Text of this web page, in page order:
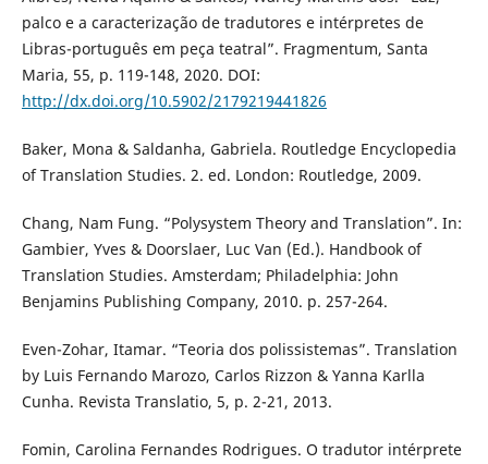
palco e a caracterização de tradutores e intérpretes de
Libras-português em peça teatral”. Fragmentum, Santa
Maria, 55, p. 119-148, 2020. DOI:
http://dx.doi.org/10.5902/2179219441826
Baker, Mona & Saldanha, Gabriela. Routledge Encyclopedia
of Translation Studies. 2. ed. London: Routledge, 2009.
Chang, Nam Fung. “Polysystem Theory and Translation”. In:
Gambier, Yves & Doorslaer, Luc Van (Ed.). Handbook of
Translation Studies. Amsterdam; Philadelphia: John
Benjamins Publishing Company, 2010. p. 257-264.
Even-Zohar, Itamar. “Teoria dos polissistemas”. Translation
by Luis Fernando Marozo, Carlos Rizzon & Yanna Karlla
Cunha. Revista Translatio, 5, p. 2-21, 2013.
Fomin, Carolina Fernandes Rodrigues. O tradutor intérprete